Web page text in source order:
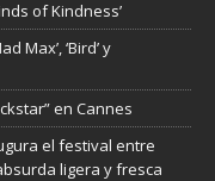
of Kindness’
Max’, ‘Bird’ y
en Cannes
el festival entre
ligera y fresca